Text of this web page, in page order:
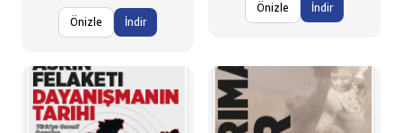
Önizle İndir
Önizle İndir